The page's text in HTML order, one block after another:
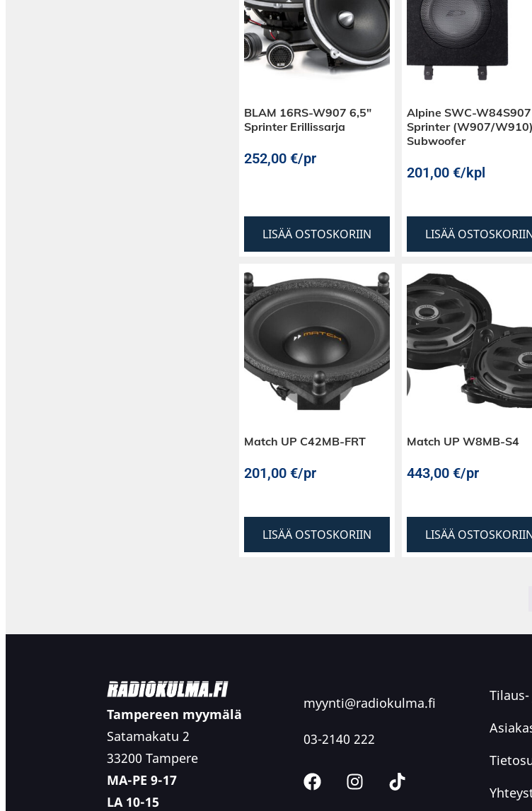
BLAM 16RS-W907 6,5″
Sprinter Erillissarja
252,00 €/pr
LISÄÄ OSTOSKORIIN
Alpine SWC-
Sprinter (W907/W910)
Subwoofer
201,00 €/kpl
LISÄÄ
Match UP C42MB-FRT
201,00 €/pr
LISÄÄ OSTOSKORIIN
Match UP W8MB-S4
443,00 €/pr
LISÄÄ
Tampereen myymälä
Satamakatu 2
33200 Tampere
MA-PE 9-17
LA 10-15
myynti@radiokulma.fi
03-2140 222